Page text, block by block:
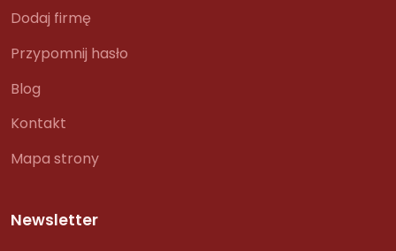
Dodaj firmę
Przypomnij hasło
Blog
Kontakt
Mapa strony
Newsletter